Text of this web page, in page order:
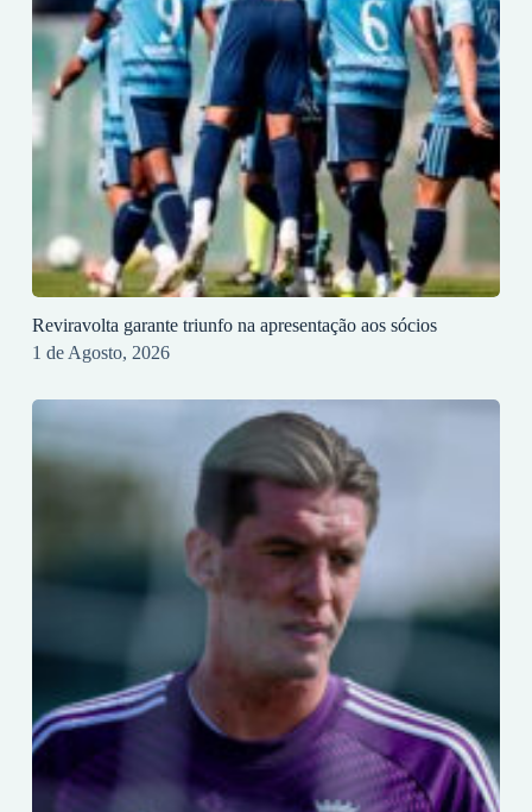
Reviravolta garante triunfo na apresentação aos sócios
1 de Agosto, 2026